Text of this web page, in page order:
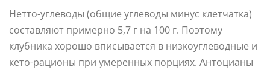
Нетто-углеводы (общие углеводы минус клетчатка)
составляют примерно 5,7 г на 100 г. Поэтому
клубника хорошо вписывается в низкоуглеводные и
кето-рационы при умеренных порциях. Антоцианы